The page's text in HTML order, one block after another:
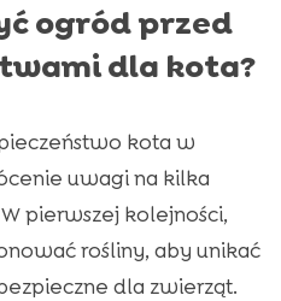
ogród przed
dla kota?
kota w
uwagi na kilka
pierwszej kolejności,
rośliny, aby unikać
dla zwierząt.